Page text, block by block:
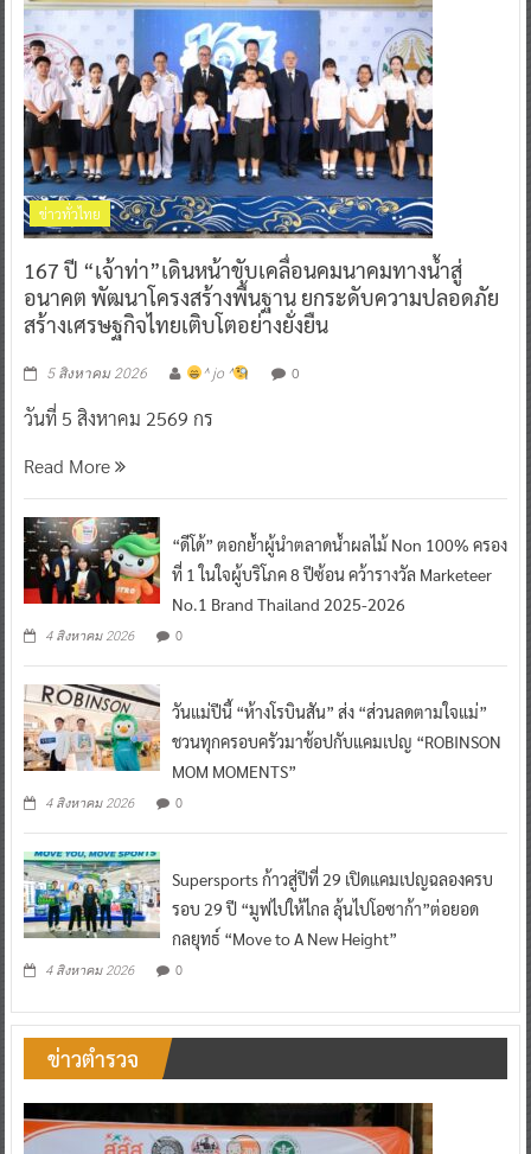
ข่าวทั่วไทย
167 ปี “เจ้าท่า”เดินหน้าขับเคลื่อนคมนาคมทางน้ำสู่
อนาคต พัฒนาโครงสร้างพื้นฐาน ยกระดับความปลอดภัย
สร้างเศรษฐกิจไทยเติบโตอย่างยั่งยืน
5 สิงหาคม 2026 ^ jo ^ 0
วันที่ 5 สิงหาคม 2569 กร
Read More
“ดีโด้” ตอกย้ำผู้นำตลาดน้ำผลไม้ Non 100% ครอง
ที่ 1 ในใจผู้บริโภค 8 ปีซ้อน คว้ารางวัล Marketeer
No.1 Brand Thailand 2025-2026
4 สิงหาคม 2026 0
วันแม่ปีนี้ “ห้างโรบินสัน” ส่ง “ส่วนลดตามใจแม่”
ชวนทุกครอบครัวมาช้อปกับแคมเปญ “ROBINSON
MOM MOMENTS”
4 สิงหาคม 2026 0
Supersports ก้าวสู่ปีที่ 29 เปิดแคมเปญฉลองครบ
รอบ 29 ปี “มูฟไปให้ไกล ลุ้นไปโอซาก้า”ต่อยอด
กลยุทธ์ “Move to A New Height”
4 สิงหาคม 2026 0
ข่าวตำรวจ